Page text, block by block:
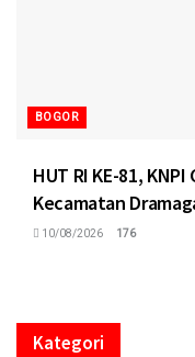
BOGOR
HUT RI KE-81,
Kecamatan
10/08/2026 176
Kategori